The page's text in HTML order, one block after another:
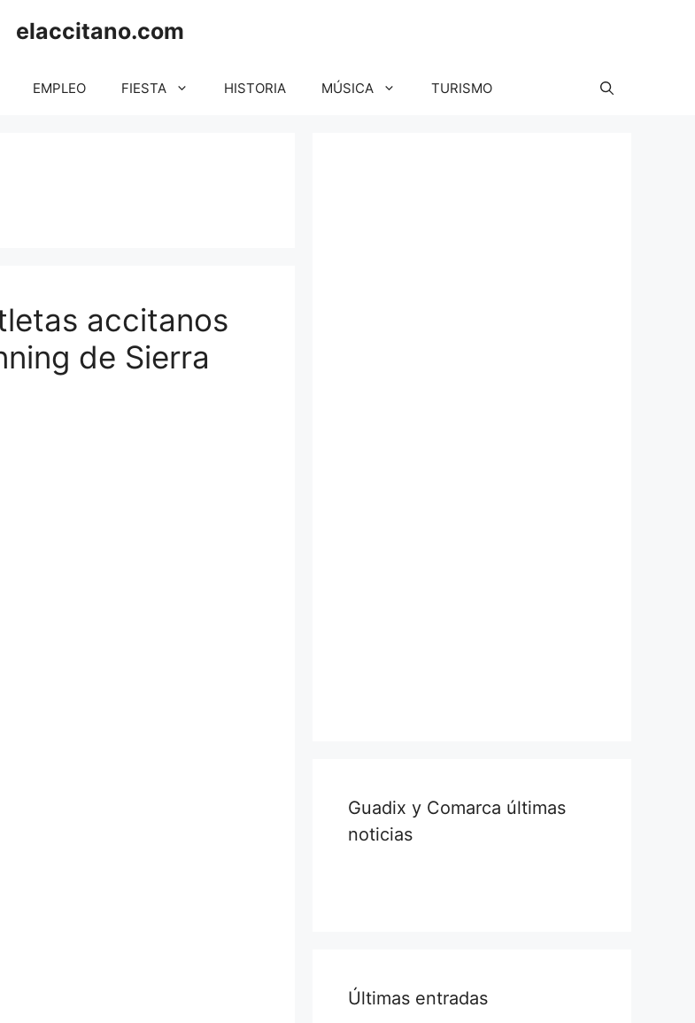
elaccitano.com
EMPLEO FIESTA HISTORIA MÚSICA TURISMO
accitanos
de Sierra
Guadix y Comarca últimas
noticias
Últimas entradas